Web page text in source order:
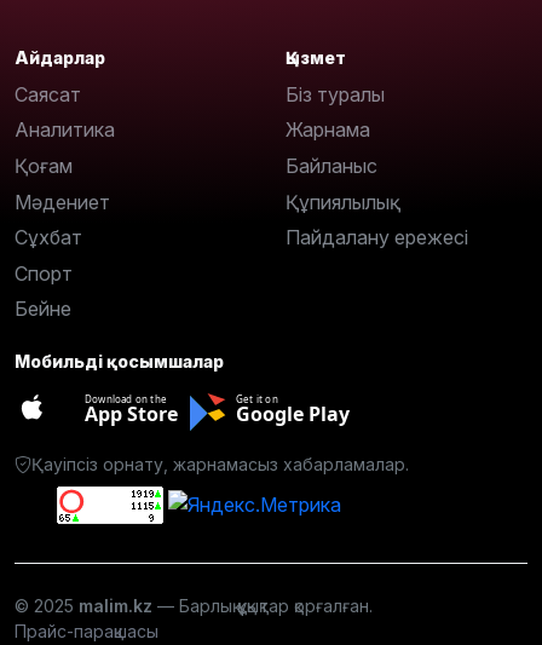
Айдарлар
Саясат
Аналитика
Қоғам
Мәдениет
Сұхбат
Спорт
Бейне
Қызмет
Біз туралы
Жарнама
Байланыс
Құпиялылық
Пайдалану ережесі
Мобильді қосымшалар
Download on the
App Store
Get it on
Google Play
Қауіпсіз орнату, жарнамасыз хабарламалар.
© 2025 malim.kz — Барлық құқықтар қорғалған.
Прайс-парақшасы